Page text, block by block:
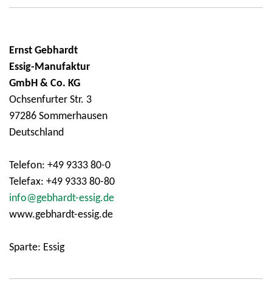
Ernst Gebhardt
Essig-Manufaktur
GmbH & Co. KG
Ochsenfurter Str. 3
97286 Sommerhausen
Deutschland
Telefon: +49 9333 80-0
Telefax: +49 9333 80-80
info@gebhardt-essig.de
www.gebhardt-essig.de
Sparte: Essig